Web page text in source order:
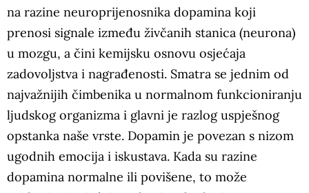
na razine neuroprijenosnika dopamina koji
prenosi signale između živčanih stanica (neurona)
u mozgu, a čini kemijsku osnovu osjećaja
zadovoljstva i nagrađenosti. Smatra se jednim od
najvažnijih čimbenika u normalnom funkcioniranju
ljudskog organizma i glavni je razlog uspješnog
opstanka naše vrste. Dopamin je povezan s nizom
ugodnih emocija i iskustava. Kada su razine
dopamina normalne ili povišene, to može